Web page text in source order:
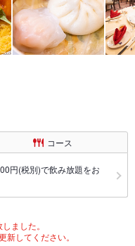
コース
円(税別)で飲み放題をお
ました。
してください。